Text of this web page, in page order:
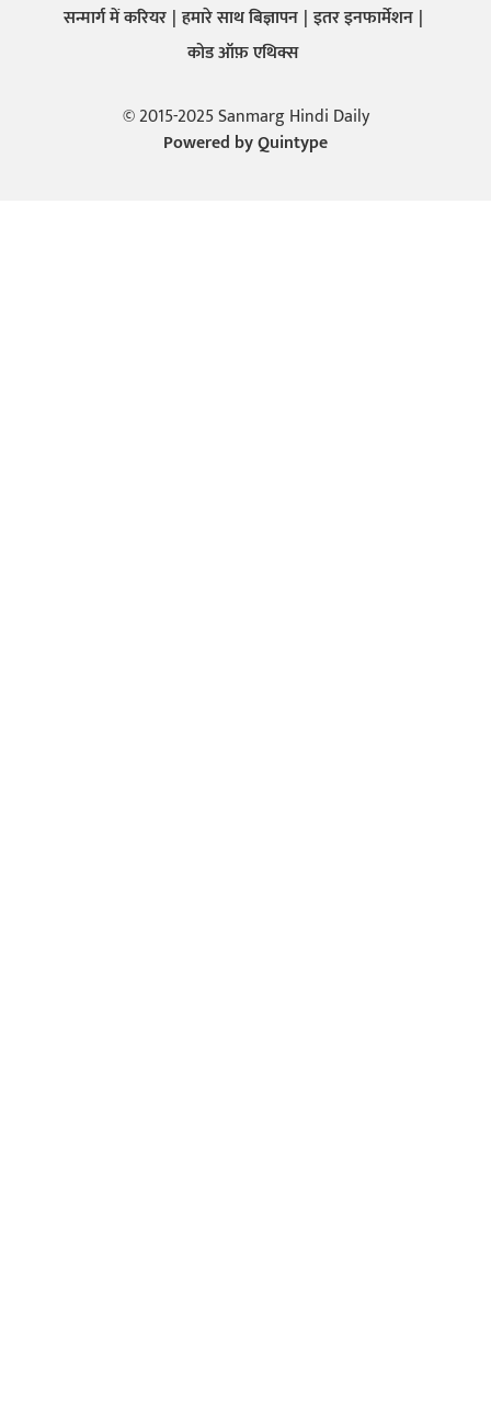
सन्मार्ग में करियर हमारे साथ बिज्ञापन इतर इनफार्मेशन
कोड ऑफ़ एथिक्स
© 2015-2025 Sanmarg Hindi Daily
Powered byQuintype